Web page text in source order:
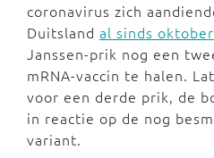
coronavirus zich
Duitsland al sinds oktober
Janssen-prik nog een
mRNA-vaccin te halen.
voor een derde prik, de
in reactie op de nog
variant.